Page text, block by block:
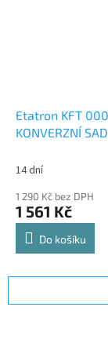
Etatron KFT
KONVERZNÍ
14 dní
1 290 Kč bez DPH
1 561 Kč
Do košíku